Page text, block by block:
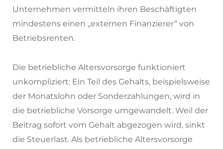
Unternehmen vermitteln ihren Beschäftigten
mindestens einen „externen Finanzierer“ von
Betriebsrenten.
Die betriebliche Altersvorsorge funktioniert
unkompliziert: Ein Teil des Gehalts, beispielsweise
der Monatslohn oder Sonderzahlungen, wird in
die betriebliche Vorsorge umgewandelt. Weil der
Beitrag sofort vom Gehalt abgezogen wird, sinkt
die Steuerlast. Als betriebliche Altersvorsorge